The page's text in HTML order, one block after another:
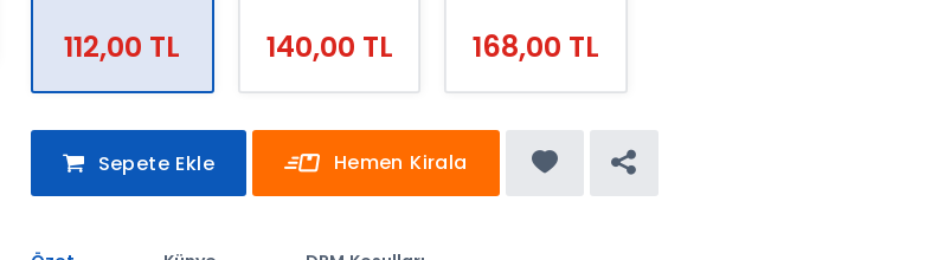
112,00 TL 140,00 TL 168,00 TL
Sepete Ekle Hemen Kirala